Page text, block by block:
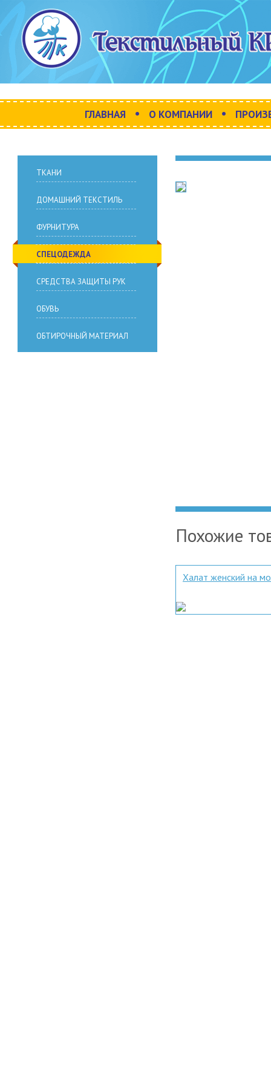
ГЛАВНАЯ • О КОМПАНИИ •
Похожие
Халат женский на
ТКАНИ
ДОМАШНИЙ ТЕКСТИЛЬ
ФУРНИТУРА
СПЕЦОДЕЖДА
СРЕДСТВА ЗАЩИТЫ РУК
ОБУВЬ
ОБТИРОЧНЫЙ МАТЕРИАЛ